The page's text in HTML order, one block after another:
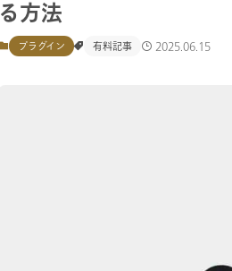
る方法
プラグイン 有料記事 2025.06.15